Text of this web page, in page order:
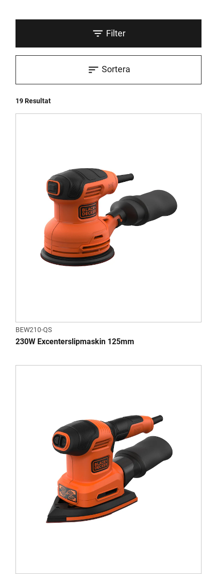
Filter
19 Resultat
Sortera
BEW210-QS
230W Excenterslipmaskin 125mm